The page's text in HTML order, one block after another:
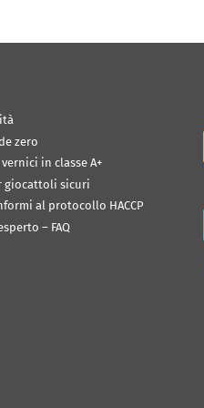
zero
in classe A+
giocattoli sicuri
al protocollo HACCP
– FAQ